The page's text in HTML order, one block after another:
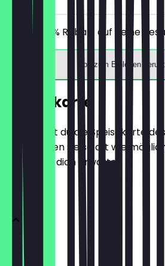
Erhalte 30% Rabatt auf deine
App zum Einlösen
Speisekarte
Hier findest du die Speisekarte
aktualisieren sie so oft wie
weißt, was dich erwartet.
COFFY
Espresso